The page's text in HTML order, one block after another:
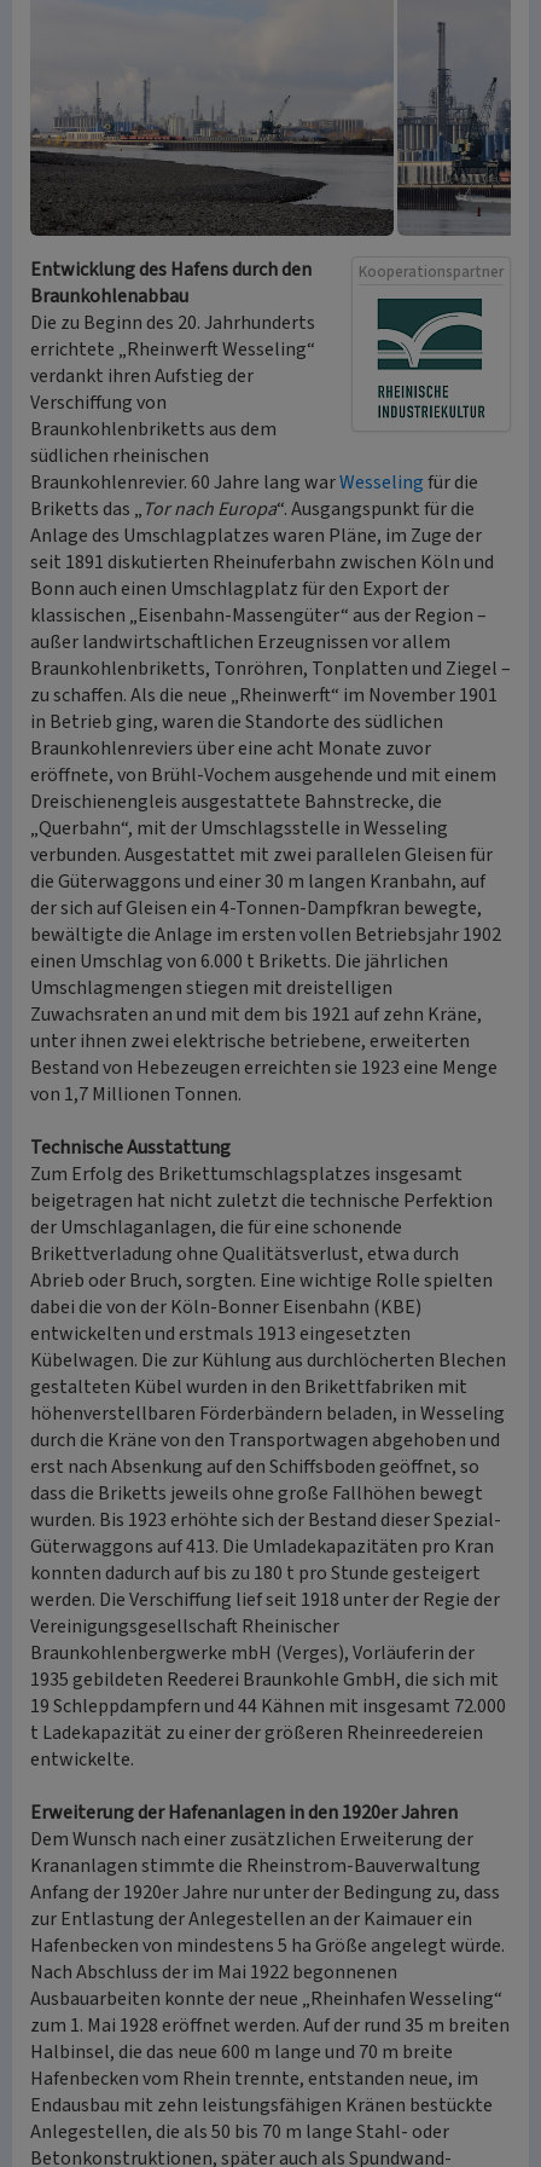
Kooperationspartner
Entwicklung des Hafens durch den
Braunkohlenabbau
Die zu Beginn des 20. Jahrhunderts
errichtete „Rheinwerft Wesseling“
verdankt ihren Aufstieg der
Verschiffung von
Braunkohlenbriketts aus dem
südlichen rheinischen
Braunkohlenrevier. 60 Jahre lang warWesselingfür die
Briketts das „Tor nach Europa“. Ausgangspunkt für die
Anlage des Umschlagplatzes waren Pläne, im Zuge der
seit 1891 diskutierten Rheinuferbahn zwischen Köln und
Bonn auch einen Umschlagplatz für den Export der
klassischen „Eisenbahn-Massengüter“ aus der Region –
außer landwirtschaftlichen Erzeugnissen vor allem
Braunkohlenbriketts, Tonröhren, Tonplatten und Ziegel –
zu schaffen. Als die neue „Rheinwerft“ im November 1901
in Betrieb ging, waren die Standorte des südlichen
Braunkohlenreviers über eine acht Monate zuvor
eröffnete, von Brühl-Vochem ausgehende und mit einem
Dreischienengleis ausgestattete Bahnstrecke, die
„Querbahn“, mit der Umschlagsstelle in Wesseling
verbunden. Ausgestattet mit zwei parallelen Gleisen für
die Güterwaggons und einer 30 m langen Kranbahn, auf
der sich auf Gleisen ein 4-Tonnen-Dampfkran bewegte,
bewältigte die Anlage im ersten vollen Betriebsjahr 1902
einen Umschlag von 6.000 t Briketts. Die jährlichen
Umschlagmengen stiegen mit dreistelligen
Zuwachsraten an und mit dem bis 1921 auf zehn Kräne,
unter ihnen zwei elektrische betriebene, erweiterten
Bestand von Hebezeugen erreichten sie 1923 eine Menge
von 1,7 Millionen Tonnen.
Technische Ausstattung
Zum Erfolg des Brikettumschlagsplatzes insgesamt
beigetragen hat nicht zuletzt die technische Perfektion
der Umschlaganlagen, die für eine schonende
Brikettverladung ohne Qualitätsverlust, etwa durch
Abrieb oder Bruch, sorgten. Eine wichtige Rolle spielten
dabei die von der Köln-Bonner Eisenbahn (KBE)
entwickelten und erstmals 1913 eingesetzten
Kübelwagen. Die zur Kühlung aus durchlöcherten Blechen
gestalteten Kübel wurden in den Brikettfabriken mit
höhenverstellbaren Förderbändern beladen, in Wesseling
durch die Kräne von den Transportwagen abgehoben und
erst nach Absenkung auf den Schiffsboden geöffnet, so
dass die Briketts jeweils ohne große Fallhöhen bewegt
wurden. Bis 1923 erhöhte sich der Bestand dieser Spezial-
Güterwaggons auf 413. Die Umladekapazitäten pro Kran
konnten dadurch auf bis zu 180 t pro Stunde gesteigert
werden. Die Verschiffung lief seit 1918 unter der Regie der
Vereinigungsgesellschaft Rheinischer
Braunkohlenbergwerke mbH (Verges), Vorläuferin der
1935 gebildeten Reederei Braunkohle GmbH, die sich mit
19 Schleppdampfern und 44 Kähnen mit insgesamt 72.000
t Ladekapazität zu einer der größeren Rheinreedereien
entwickelte.
Erweiterung der Hafenanlagen in den 1920er Jahren
Dem Wunsch nach einer zusätzlichen Erweiterung der
Krananlagen stimmte die Rheinstrom-Bauverwaltung
Anfang der 1920er Jahre nur unter der Bedingung zu, dass
zur Entlastung der Anlegestellen an der Kaimauer ein
Hafenbecken von mindestens 5 ha Größe angelegt würde.
Nach Abschluss der im Mai 1922 begonnenen
Ausbauarbeiten konnte der neue „Rheinhafen Wesseling“
zum 1. Mai 1928 eröffnet werden. Auf der rund 35 m breiten
Halbinsel, die das neue 600 m lange und 70 m breite
Hafenbecken vom Rhein trennte, entstanden neue, im
Endausbau mit zehn leistungsfähigen Kränen bestückte
Anlegestellen, die als 50 bis 70 m lange Stahl- oder
Betonkonstruktionen, später auch als Spundwand-